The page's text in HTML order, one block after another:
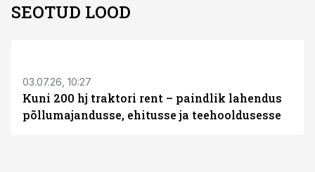
SEOTUD LOOD
03.07.26, 10:27
Kuni 200 hj traktori rent – paindlik lahendus
põllumajandusse, ehitusse ja teehooldusesse